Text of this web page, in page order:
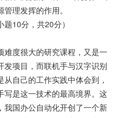
理发挥的作用。
10分，共20分）
难度很大的研究课程，又是一
发项目，而联机手与汉字识别
自己的工作实践中体会到，
写是这一技术的最高境界。这
我国办公自动化开创了一个新